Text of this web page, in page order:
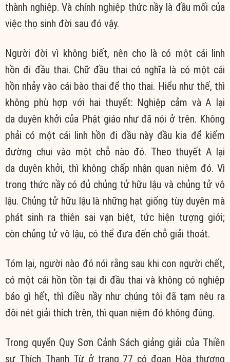
thành nghiệp. Và chính nghiệp thức nầy là đầu mối của
việc thọ sinh đời sau đó vậy.
Người đời vì không biết, nên cho là có một cái linh
hồn đi đầu thai. Chữ đầu thai có nghĩa là có một cái
hồn nhảy vào cái bào thai để thọ thai. Hiểu như thế, thì
không phù hợp với hai thuyết: Nghiệp cảm vàA lại
da duyên khởi của Phật giáo như đã nói ở trên. Không
phải có một cái linh hồn đi đầu này đầu kia để kiếm
đường chui vào một chỗ nào đó. Theo thuyết A lại
da duyên khởi, thì không chấp nhận quan niệm đó. Vì
trong thức nầy có đủ chủng tử hữu lậu và chủng tử vô
lậu. Chủng tử hữu lậu là những hạt giống tùy duyên mà
phát sinh ra thiên sai vạn biệt, tức hiện tượng giới;
còn chủng tử vô lậu, có thể đưa đến chỗ giải thoát.
Tóm lại, người nào đó nói rằng sau khi con người chết,
có một cái hồn tồn tại đi đầu thai và không có nghiệp
báo gì hết, thì điều nầy như chúng tôi đã tạm nêu ra
đôi nét giải thích trên, thì quan niệm đó không đúng.
Trong quyển Quy Sơn Cảnh Sách giảng giải của Thiền
sư Thích Thanh Từ ở trang 77 có đoạn Hòa thượng